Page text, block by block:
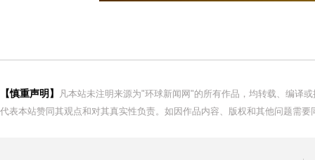
【慎重声明】
凡本站未注明来源为"环球新闻网"的所有作品，均转载、编译
代表本站赞同其观点和对其真实性负责。如因作品内容、版权和其他问题需